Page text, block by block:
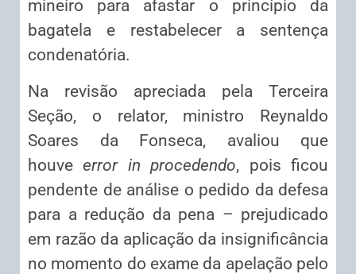
mineiro para afastar o princípio da
bagatela e restabelecer a sentença
condenatória.
Na revisão apreciada pela Terceira
Seção, o relator, ministro Reynaldo
Soares da Fonseca, avaliou que
houveerror in procedendo, pois ficou
pendente de análise o pedido da defesa
para a redução da pena – prejudicado
em razão da aplicação da insignificância
no momento do exame da apelação pelo